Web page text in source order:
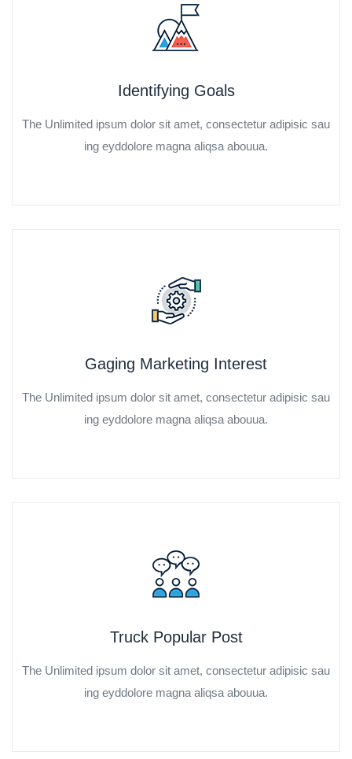
Identifying Goals
The Unlimited ipsum dolor sit amet, consectetur adipisic sau
ing eyddolore magna aliqsa abouua.
Gaging Marketing Interest
The Unlimited ipsum dolor sit amet, consectetur adipisic sau
ing eyddolore magna aliqsa abouua.
Truck Popular Post
The Unlimited ipsum dolor sit amet, consectetur adipisic sau
ing eyddolore magna aliqsa abouua.